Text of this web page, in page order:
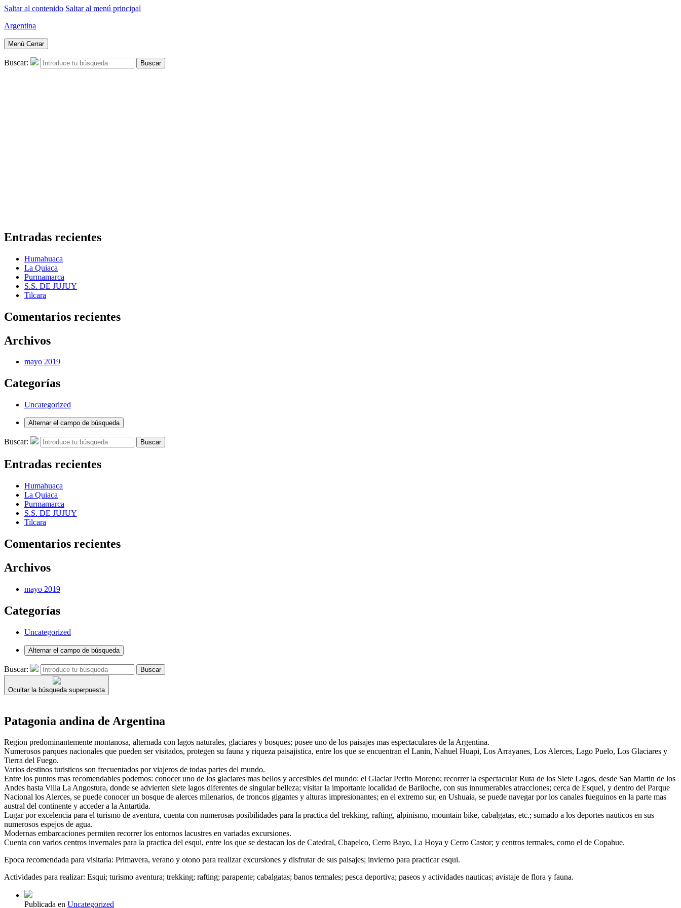
Saltar al contenido Saltar al menú principal
Argentina
Menú Cerrar
Buscar: Buscar
Entradas recientes
Humahuaca
La Quiaca
Purmamarca
S.S. DE JUJUY
Tilcara
Comentarios recientes
Archivos
mayo 2019
Categorías
Uncategorized
Alternar el campo de búsqueda
Buscar: Buscar
Entradas recientes
Humahuaca
La Quiaca
Purmamarca
S.S. DE JUJUY
Tilcara
Comentarios recientes
Archivos
mayo 2019
Categorías
Uncategorized
Alternar el campo de búsqueda
Buscar: Buscar
Ocultar la búsqueda superpuesta
Patagonia andina de Argentina
Region predominantemente montanosa, alternada con lagos naturales, glaciares y bosques; posee uno de los paisajes mas espectaculares de la Argentina.
Numerosos parques nacionales que pueden ser visitados, protegen su fauna y riqueza paisajistica, entre los que se encuentran el Lanin, Nahuel Huapi, Los Arrayanes, Los Alerces, Lago Puelo, Los Glaciares y
Tierra del Fuego.
Varios destinos turisticos son frecuentados por viajeros de todas partes del mundo.
Entre los puntos mas recomendables podemos: conocer uno de los glaciares mas bellos y accesibles del mundo: el Glaciar Perito Moreno; recorrer la espectacular Ruta de los Siete Lagos, desde San Martin de los
Andes hasta Villa La Angostura, donde se advierten siete lagos diferentes de singular belleza; visitar la importante localidad de Bariloche, con sus innumerables atracciones; cerca de Esquel, y dentro del Parque
Nacional los Alerces, se puede conocer un bosque de alerces milenarios, de troncos gigantes y alturas impresionantes; en el extremo sur, en Ushuaia, se puede navegar por los canales fueguinos en la parte mas
austral del continente y acceder a la Antartida.
Lugar por excelencia para el turismo de aventura, cuenta con numerosas posibilidades para la practica del trekking, rafting, alpinismo, mountain bike, cabalgatas, etc.; sumado a los deportes nauticos en sus
numerosos espejos de agua.
Modernas embarcaciones permiten recorrer los entornos lacustres en variadas excursiones.
Cuenta con varios centros invernales para la practica del esqui, entre los que se destacan los de Catedral, Chapelco, Cerro Bayo, La Hoya y Cerro Castor; y centros termales, como el de Copahue.
Epoca recomendada para visitarla: Primavera, verano y otono para realizar excursiones y disfrutar de sus paisajes; invierno para practicar esqui.
Actividades para realizar: Esqui; turismo aventura; trekking; rafting; parapente; cabalgatas; banos termales; pesca deportiva; paseos y actividades nauticas; avistaje de flora y fauna.
Publicada en Uncategorized